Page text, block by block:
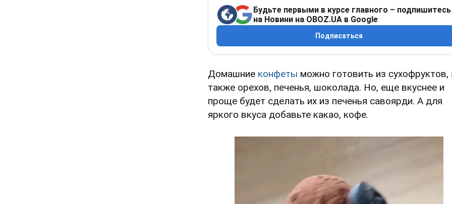
Будьте первыми в курсе главного – подпишитесь
на Новини на OBOZ.UA в Google
Подписаться
Домашние конфеты можно готовить из сухофруктов,
также орехов, печенья, шоколада. Но, еще вкуснее и
проще будет сделать их из печенья савоярди. А для
яркого вкуса добавьте какао, кофе.